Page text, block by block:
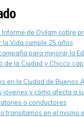
de Ovilam sobre
Vida cumple 25 años
para mejorar la
de la Ciudad y Chicco
en la Ciudad de Buenos
jóvenes y cómo afecta a
o conductores
transitamos en el mismo